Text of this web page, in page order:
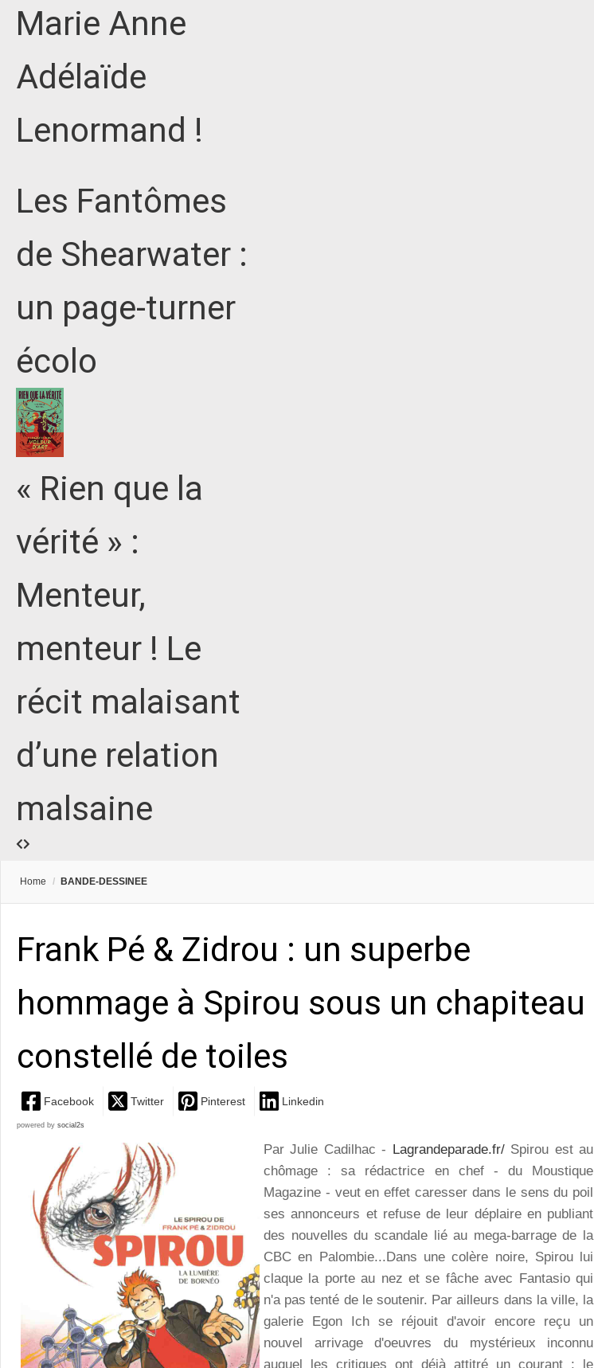
Marie Anne
Adélaïde
Lenormand !
Les Fantômes
de Shearwater :
un page-turner
écolo
« Rien que la
vérité » :
Menteur,
menteur ! Le
récit malaisant
d’une relation
malsaine
Home / BANDE-DESSINEE
Frank Pé & Zidrou : un superbe
hommage à Spirou sous un chapiteau
constellé de toiles
Facebook Twitter Pinterest Linkedin
powered by social2s
Par Julie Cadilhac - Lagrandeparade.fr/Spirou est au
chômage : sa rédactrice en chef - du Moustique
Magazine - veut en effet caresser dans le sens du poil
ses annonceurs et refuse de leur déplaire en publiant
des nouvelles du scandale lié au mega-barrage de la
CBC en Palombie...Dans une colère noire, Spirou lui
claque la porte au nez et se fâche avec Fantasio qui
n'a pas tenté de le soutenir. Par ailleurs dans la ville, la
galerie Egon Ich se réjouit d'avoir encore reçu un
nouvel arrivage d'oeuvres du mystérieux inconnu
auquel les critiques ont déjà attitré un courant : le